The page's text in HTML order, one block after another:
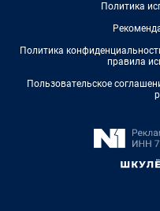
Политика
Политика
правила
Пользовательское